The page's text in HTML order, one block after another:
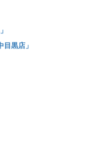
黒店」